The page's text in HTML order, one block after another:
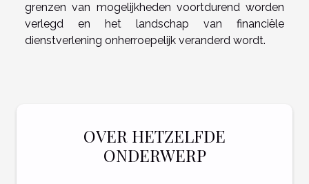
grenzen van mogelijkheden voortdurend worden
verlegd en het landschap van financiële
dienstverlening onherroepelijk veranderd wordt.
OVER HETZELFDE
ONDERWERP